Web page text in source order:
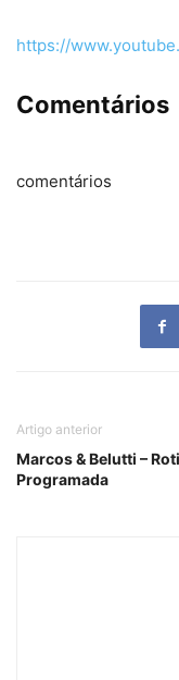
https://
Comentários
comentários
Artigo anterior
Marcos & Belutti –
Programada